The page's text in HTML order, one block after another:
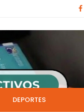
DEPORTES